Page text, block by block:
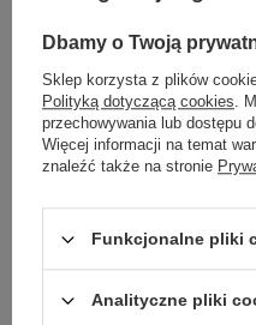
Komputer dla
Komputer dla nauczyciela
Komputer to podstawowe
nauczyciela. Powinien bez
dziennik, pakiet biurowy,
Dołącz do
Zgarnij jako
rabatach w
...lub zadzwoń
przy
50
Rabat 50 zł przy
Dbamy o Twoją
Sklep korzysta z plików
Polityką dotyczącą cookies.
przechowywania lub dostępu
Więcej informacji na temat
znaleźć także na stronie
Funkcjonalne pliki
Analityczne pliki